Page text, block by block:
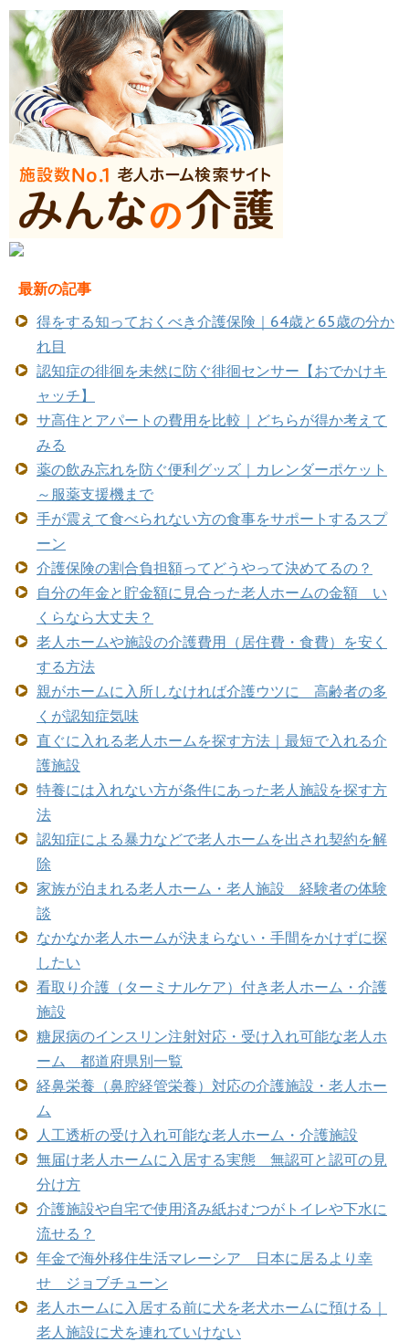
最新の記事
得をする知っておくべき介護保険｜64歳と65歳の分か
れ目
認知症の徘徊を未然に防ぐ徘徊センサー【おでかけキ
ャッチ】
サ高住とアパートの費用を比較｜どちらが得か考えて
みる
薬の飲み忘れを防ぐ便利グッズ｜カレンダーポケット
～服薬支援機まで
手が震えて食べられない方の食事をサポートするスプ
ーン
介護保険の割合負担額ってどうやって決めてるの？
自分の年金と貯金額に見合った老人ホームの金額 い
くらなら大丈夫？
老人ホームや施設の介護費用（居住費・食費）を安く
する方法
親がホームに入所しなければ介護ウツに 高齢者の多
くが認知症気味
直ぐに入れる老人ホームを探す方法｜最短で入れる介
護施設
特養には入れない方が条件にあった老人施設を探す方
法
認知症による暴力などで老人ホームを出され契約を解
除
家族が泊まれる老人ホーム・老人施設 経験者の体験
談
なかなか老人ホームが決まらない・手間をかけずに探
したい
看取り介護（ターミナルケア）付き老人ホーム・介護
施設
糖尿病のインスリン注射対応・受け入れ可能な老人ホ
ーム 都道府県別一覧
経鼻栄養（鼻腔経管栄養）対応の介護施設・老人ホー
ム
人工透析の受け入れ可能な老人ホーム・介護施設
無届け老人ホームに入居する実態 無認可と認可の見
分け方
介護施設や自宅で使用済み紙おむつがトイレや下水に
流せる？
年金で海外移住生活マレーシア 日本に居るより幸
せ ジョブチューン
老人ホームに入居する前に犬を老犬ホームに預ける｜
老人施設に犬を連れていけない